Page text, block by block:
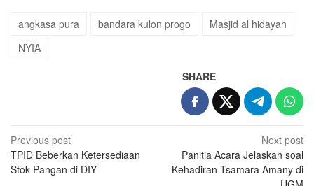
angkasa pura bandara kulon progo
Masjid al hidayah
NYIA
SHARE
Post
navigation
Previous post
TPID Beberkan Ketersediaan
Stok Pangan di DIY
Next post
Panitia Acara Jelaskan soal
Kehadiran Tsamara Amany di